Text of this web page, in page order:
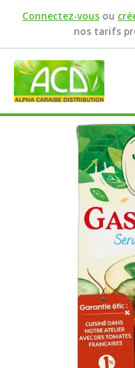
Connectez-vous ou
nos tarifs